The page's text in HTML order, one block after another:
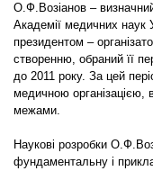
О.Ф.Возіанов –
Академії медичних наук
президентом –
створенню, обраний її
до 2011 року. За цей
медичною організацією,
межами.
Наукові розробки
фундаментальну і